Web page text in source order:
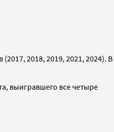
2018, 2019, 2021, 2024). В
выигравшего все четыре